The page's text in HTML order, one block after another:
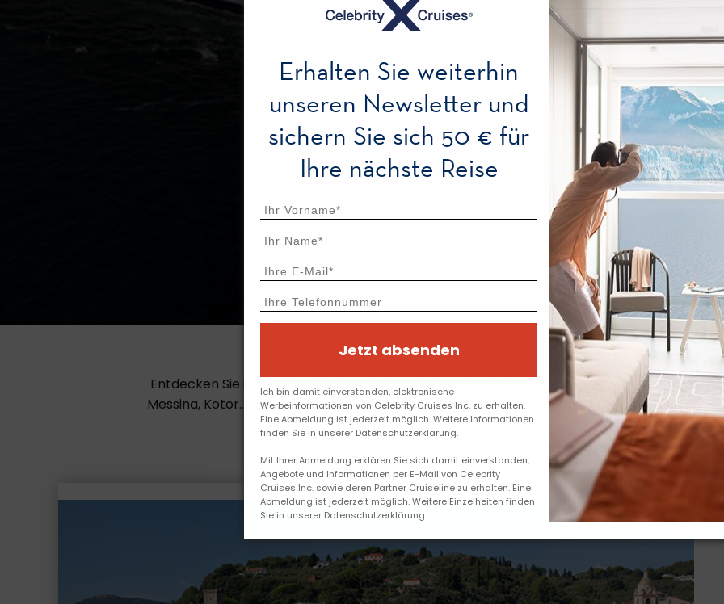
Entdecken Sie in diesem Artikel unsere Auswahl der besten Strände für Ihren
Messina, Kotor... Sind Sie ein Meeresliebhaber, der nach wunderschönen Stränden für den
gibt es auf der Erde zur Genüge.
Erhalten Sie weiterhin
unseren Newsletter und
sichern Sie sich 50 € für
Ihre nächste Reise
Jetzt absenden
Ich bin damit einverstanden, elektronische
Werbeinformationen von Celebrity Cruises Inc. zu erhalten.
Eine Abmeldung ist jederzeit möglich. Weitere Informationen
finden Sie in unserer Datenschutzerklärung.
Mit Ihrer Anmeldung erklären Sie sich damit einverstanden,
Angebote und Informationen per E-Mail von Celebrity
Cruises Inc. sowie deren Partner Cruiseline zu erhalten. Eine
Abmeldung ist jederzeit möglich. Weitere Einzelheiten finden
Sie in unserer Datenschutzerklärung